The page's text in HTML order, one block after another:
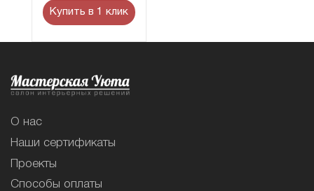
Купить в 1 клик
О нас
Наши сертификаты
Проекты
Способы оплаты